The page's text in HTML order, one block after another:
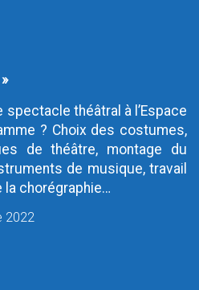
théâtral à l’Espace
? Choix des costumes,
de théâtre, montage du
de musique, travail
la chorégraphie…
2022